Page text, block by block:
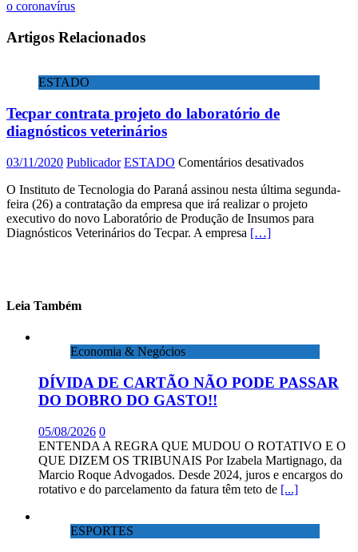
o coronavírus
Artigos Relacionados
ESTADO
Tecpar contrata projeto do laboratório de
diagnósticos veterinários
03/11/2020 Publicador ESTADO Comentários desativadosem
contrata
projeto
do
O Instituto de Tecnologia do Paraná assinou nesta última segunda-
feira (26) a contratação da empresa que irá realizar o projeto
executivo do novo Laboratório de Produção de Insumos para
Diagnósticos Veterinários do Tecpar. A empresa […]
Leia Também
Economia & Negócios
DÍVIDA DE CARTÃO NÃO PODE PASSAR
DO DOBRO DO GASTO!!
05/08/2026 0
ENTENDA A REGRA QUE MUDOU O ROTATIVO E O
QUE DIZEM OS TRIBUNAIS Por Izabela Martignago, da
Marcio Roque Advogados. Desde 2024, juros e encargos do
rotativo e do parcelamento da fatura têm teto de [...]
ESPORTES